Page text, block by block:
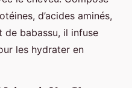
d’acides aminés,
de babassu, il infuse
les hydrater en